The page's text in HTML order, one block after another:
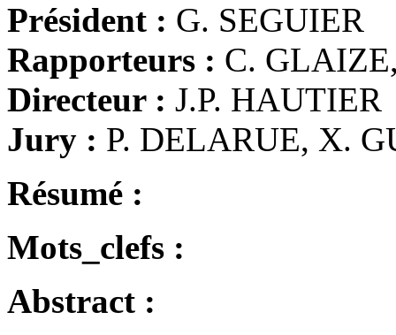
Président : G. SEGUIER
Rapporteurs : C.
Directeur : J.P. HAUTIER
Jury : P. DELARUE, X.
Résumé :
Mots_clefs :
Abstract :